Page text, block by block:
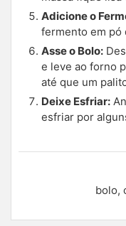
Adicione o
fermento em pó
Asse o Bolo:
e leve ao forno
até que um
Deixe Esfriar:
esfriar por
bolo,